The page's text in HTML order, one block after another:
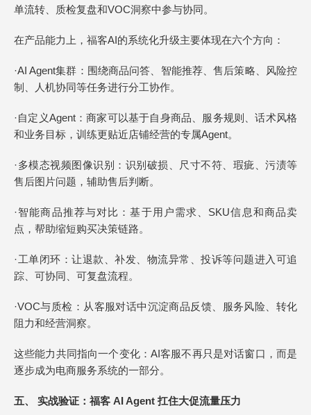
单流转、质检复盘和VOC洞察中参与协同。
在产品能力上，福客AI的系统化升级主要体现在六个方向：
·AI Agent集群：围绕商品问答、智能推荐、售后策略、风险控
制、人机协同等任务进行分工协作。
·自定义Agent：商家可以基于自身商品、服务规则、话术风格
和业务目标，训练更贴近店铺经营的专属Agent。
·多模态视频图像识别：识别破损、尺寸不符、瑕疵、污渍等
售后图片问题，辅助售后判断。
·智能商品推荐与对比：基于用户需求、SKU信息和商品卖
点，帮助缩短购买决策链路。
·工单闭环：让退款、补发、物流异常、投诉等问题进入可追
踪、可协同、可复盘流程。
·VOC与质检：从客服对话中沉淀商品反馈、服务风险、转化
阻力和经营洞察。
这些能力共同指向一个变化：AI客服不再只是对话窗口，而是
逐步成为电商服务系统的一部分。
五、 实战验证：福客 AI Agent 扛住大促流量压力